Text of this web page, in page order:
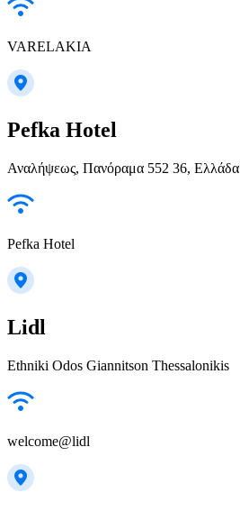
VARELAKIA
Pefka Hotel
Αναλήψεως, Πανόραμα 552 36, Ελλάδα
Pefka Hotel
Lidl
Ethniki Odos Giannitson Thessalonikis
welcome@lidl